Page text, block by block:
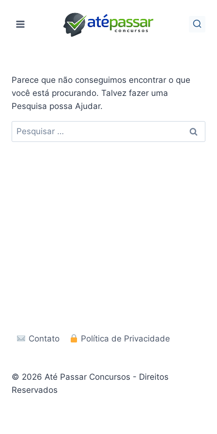
para
Parece que não conseguimos encontrar o que
você está procurando. Talvez fazer uma
Pesquisa possa Ajudar.
Pesquisar
por:
Contato Política de Privacidade
© 2026 Até Passar Concursos - Direitos
Reservados